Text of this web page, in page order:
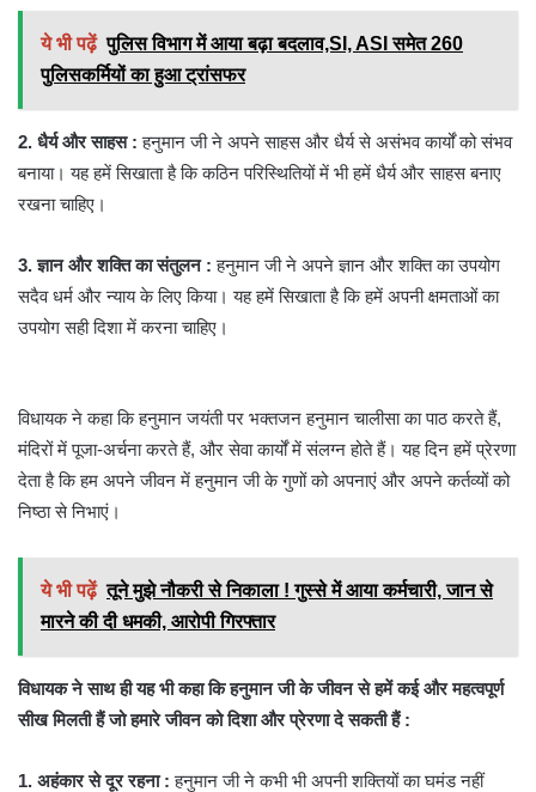
ये भी पढ़ें पुलिस विभाग में आया बढ़ा बदलाव,SI, ASI समेत 260
पुलिसकर्मियों का हुआ ट्रांसफर
2. धैर्य और साहस : हनुमान जी ने अपने साहस और धैर्य से असंभव कार्यों को संभव
बनाया। यह हमें सिखाता है कि कठिन परिस्थितियों में भी हमें धैर्य और साहस बनाए
रखना चाहिए।
3. ज्ञान और शक्ति का संतुलन : हनुमान जी ने अपने ज्ञान और शक्ति का उपयोग
सदैव धर्म और न्याय के लिए किया। यह हमें सिखाता है कि हमें अपनी क्षमताओं का
उपयोग सही दिशा में करना चाहिए।
विधायक ने कहा कि हनुमान जयंती पर भक्तजन हनुमान चालीसा का पाठ करते हैं,
मंदिरों में पूजा-अर्चना करते हैं, और सेवा कार्यों में संलग्न होते हैं। यह दिन हमें प्रेरणा
देता है कि हम अपने जीवन में हनुमान जी के गुणों को अपनाएं और अपने कर्तव्यों को
निष्ठा से निभाएं।
ये भी पढ़ें तूने मुझे नौकरी से निकाला ! गुस्से में आया कर्मचारी, जान से
मारने की दी धमकी, आरोपी गिरफ्तार
विधायक ने साथ ही यह भी कहा कि हनुमान जी के जीवन से हमें कई और महत्वपूर्ण
सीख मिलती हैं जो हमारे जीवन को दिशा और प्रेरणा दे सकती हैं :
1. अहंकार से दूर रहना : हनुमान जी ने कभी भी अपनी शक्तियों का घमंड नहीं